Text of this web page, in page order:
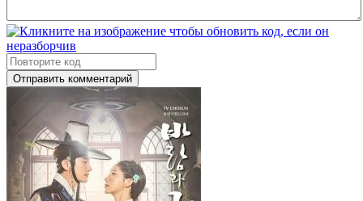
Отправить комментарий